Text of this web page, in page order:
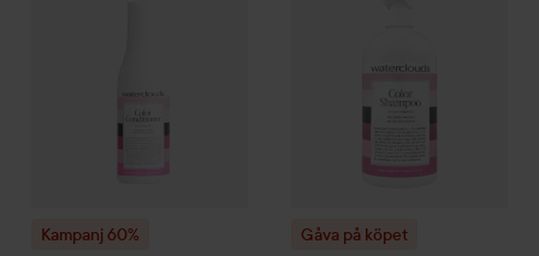
Kampanj 60% Gåva på köpet